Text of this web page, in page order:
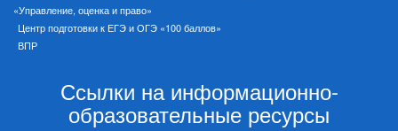
«Управление, оценка и право»
Центр подготовки к ЕГЭ и ОГЭ «100 баллов»
ВПР
Ссылки на информационно-
образовательные ресурсы